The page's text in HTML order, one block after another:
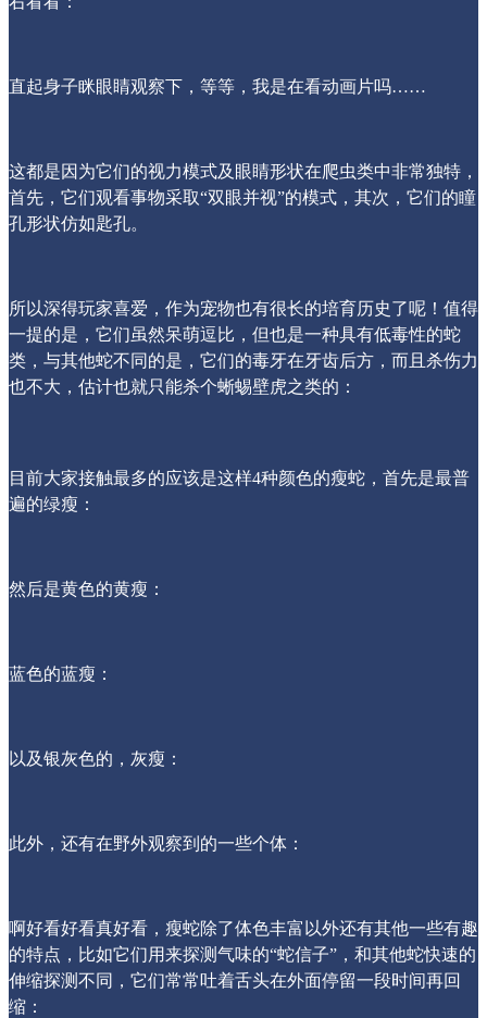
直起身子眯眼睛观察下，等等，我是在看动画片吗……
这都是因为它们的视力模式及眼睛形状在爬虫类中非常独特，
首先，它们观看事物采取“双眼并视”的模式，其次，它们的瞳
孔形状仿如匙孔。
所以深得玩家喜爱，作为宠物也有很长的培育历史了呢！值得
一提的是，它们虽然呆萌逗比，但也是一种具有低毒性的蛇
类，与其他蛇不同的是，它们的毒牙在牙齿后方，而且杀伤力
也不大，估计也就只能杀个蜥蜴壁虎之类的：
目前大家接触最多的应该是这样4种颜色的瘦蛇，首先是最普
遍的绿瘦：
然后是黄色的黄瘦：
蓝色的蓝瘦：
以及银灰色的，灰瘦：
此外，还有在野外观察到的一些个体：
啊好看好看真好看，瘦蛇除了体色丰富以外还有其他一些有趣
的特点，比如它们用来探测气味的“蛇信子”，和其他蛇快速的
伸缩探测不同，它们常常吐着舌头在外面停留一段时间再回
缩：